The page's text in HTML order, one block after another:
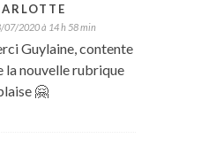
07/2020 à 14 h 58 min
Guylaine, contente
la nouvelle rubrique
🤗